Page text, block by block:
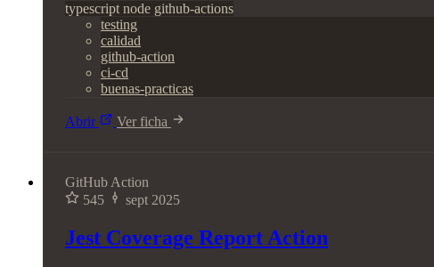
typescript node github-actions
testing
calidad
github-action
ci-cd
buenas-practicas
Abrir Ver ficha
GitHub Action
545
sept 2025
Jest Coverage Report Action